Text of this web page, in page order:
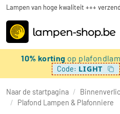
Lampen van hoge kwaliteit +++
10% korting op
Code: LIGHT
Naar de startpagina /
/ Plafond Lampen & Plafonniere